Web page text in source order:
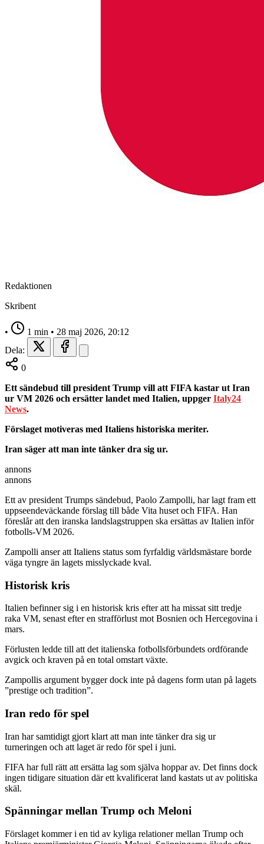
Redaktionen
Skribent
• 1 min • 28 maj 2026, 20:12
Dela:
0
Ett sändebud till president Trump vill att FIFA kastar ut Iran
ur VM 2026 och ersätter landet med Italien, uppger Italy24
News.
Förslaget motiveras med Italiens historiska meriter.
Iran säger att man inte tänker dra sig ur.
annons
annons
Ett av president Trumps sändebud, Paolo Zampolli, har lagt fram ett
uppseendeväckande förslag till både Vita huset och FIFA. Han
föreslår att den iranska landslagstruppen ska ersättas av Italien inför
fotbolls‑VM 2026.
Zampolli anser att Italiens status som fyrfaldig världsmästare borde
väga tyngre än lagets misslyckade kval.
Historisk kris
Italien befinner sig i en historisk kris efter att ha missat sitt tredje
raka VM, senast efter en strafförlust mot Bosnien och Hercegovina i
mars.
Förlusten ledde till att det italienska fotbollsförbundets ordförande
avgick och kraven på en total omstart växte.
Zampollis argument bygger dock inte på dagens form utan på lagets
”prestige och tradition”.
Iran redo för spel
Iran har samtidigt gjort klart att man inte tänker dra sig ur
turneringen och att laget är redo för spel i juni.
FIFA har full rätt att ersätta lag som själva hoppar av. Det finns dock
ingen tidigare situation där ett kvalificerat land kastats ut av politiska
skäl.
Spänningar mellan Trump och Meloni
Förslaget kommer i en tid av kyliga relationer mellan Trump och